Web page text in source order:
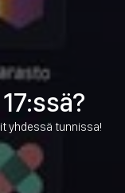
yhdessä tunnissa!